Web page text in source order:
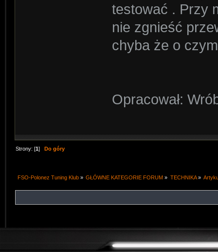
testować . Przy
nie zgnieść
chyba że o
Opracował:
Strony: [1]Do góry
FSO-Polonez Tuning Klub » GŁÓWNE KATEGORIE FORUM » TECHNIKA»